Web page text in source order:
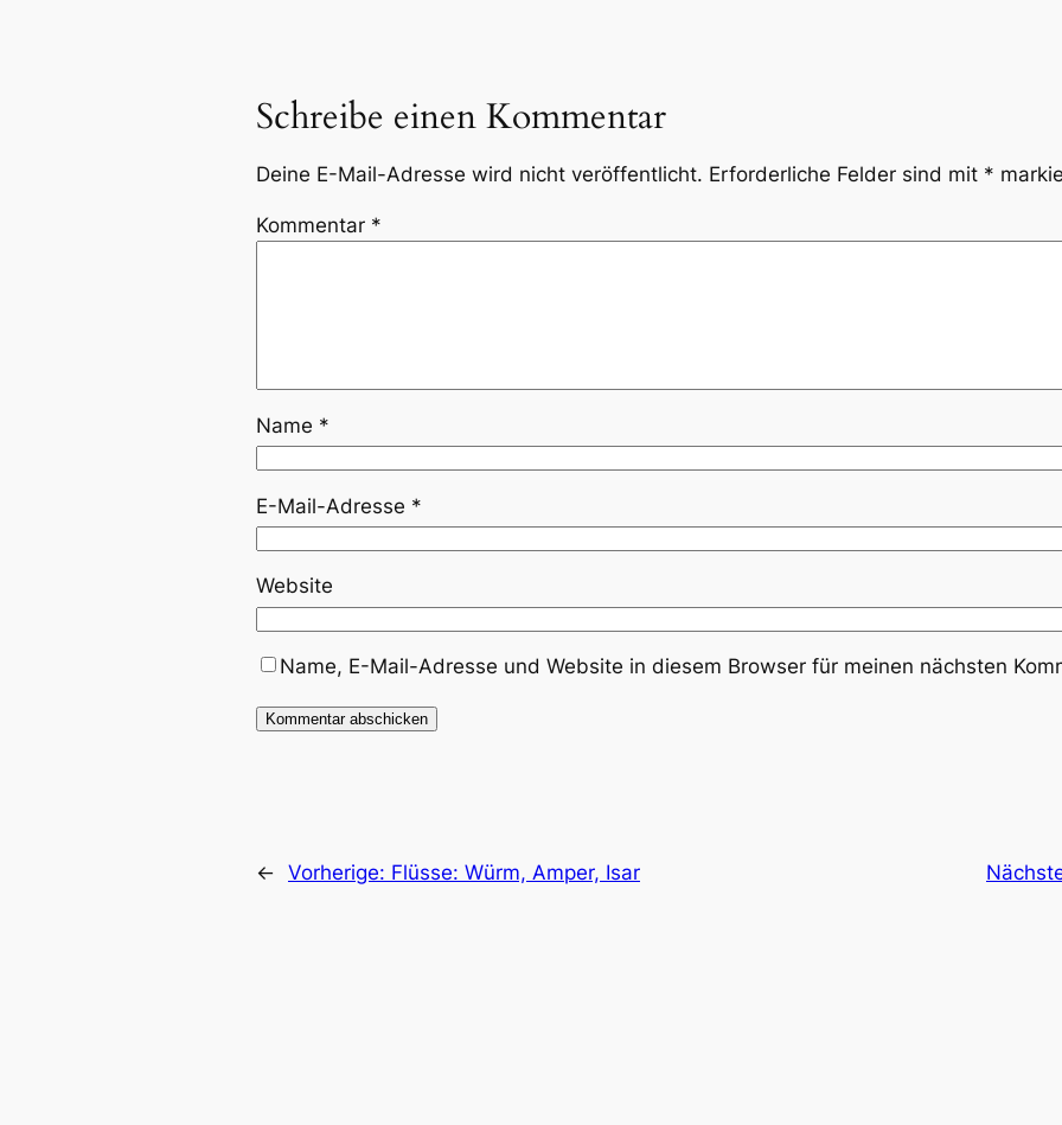
Schreibe einen Kommentar
Deine E-Mail-Adresse wird nicht veröffentlicht. Erforderliche Felder sind mit *
Kommentar *
Name *
E-Mail-Adresse *
Website
Name, E-Mail-Adresse und Website in diesem Browser für meinen nächsten
← Vorherige: Flüsse: Würm, Amper, Isar